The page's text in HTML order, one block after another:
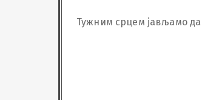
Тужним срцем јављамо да